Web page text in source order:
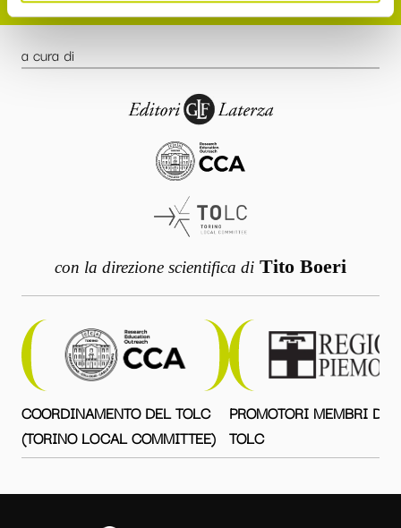
a cura di
con la direzione scientifica di Tito Boeri
COORDINAMENTO DEL TOLC
(TORINO LOCAL COMMITTEE)
PROMOTORI MEMBRI DEL
TOLC